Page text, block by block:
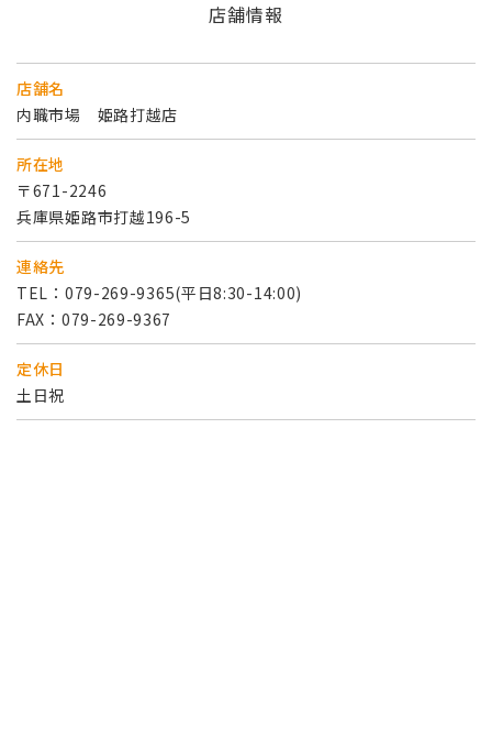
店舗情報
店舗名
内職市場 姫路打越店
所在地
〒671-2246
​​​​​​​兵庫県姫路市打越196-5​​​​​​​
連絡先
TEL： 079-269-9365(平日8:30-14:00)
FAX：079-269-9367
定休日
土日祝